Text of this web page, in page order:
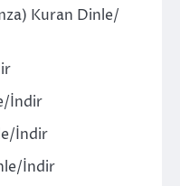
Kuran Dinle/
İndir
İndir
İndir